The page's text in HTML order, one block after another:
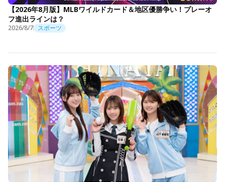
【2026年8月版】MLBワイルドカード＆地区優勝争い！プレーオ
フ進出ラインは？
2026/8/7 スポーツ